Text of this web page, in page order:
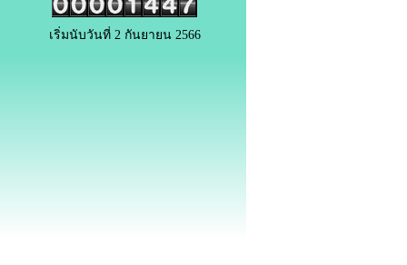
เริ่มนับวันที่ 2 กันยายน 2566